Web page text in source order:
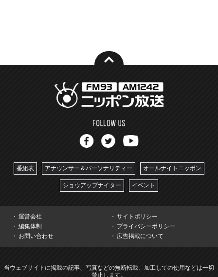
番組表 アナウンサー＆パーソナリティー オールナイトニッポン
ショウアップナイター イベント
運営会社
サイトポリシー
編集体制
プライバシーポリシー
お問い合わせ
広告掲載について
当ウェブサイトに掲載の記事、写真などの無断転載、加工しての使用などは一切
禁止します。